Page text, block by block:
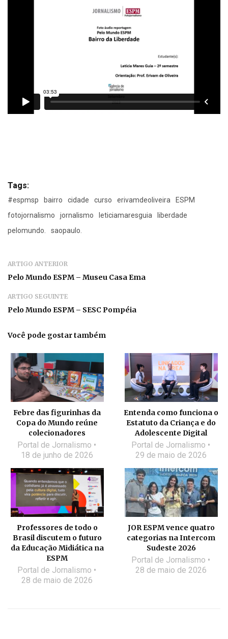
Tags:
#espmsp bairro cidade curso erivamdeoliveira
ESPM
fotojornalismo
jornalismo leticiamaresguia
liberdade
pelomundo.
saopaulo.
ARTIGO ANTERIOR
Pelo Mundo ESPM – Museu Casa Ema
ARTIGO SEGUINTE
Pelo Mundo ESPM – SESC Pompéia
Você pode gostar também
Febre das figurinhas da
Copa do Mundo reúne
colecionadores
Portal de Jornalismo
18 de junho de 2026
Entenda como funciona o
Estatuto da Criança e do
Adolescente Digital
Portal de Jornalismo
29 de maio de 2026
Professores de todo o
Brasil discutem o futuro
da Educação Midiática na
ESPM
Portal de Jornalismo
28 de maio de 2026
JOR ESPM vence quatro
categorias na Intercom
Sudeste 2026
Portal de Jornalismo
28 de maio de 2026